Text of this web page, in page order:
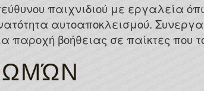
παιχνιδιού με εργαλεία
αυτοαποκλεισμού.
παροχή βοήθειας σε παίκτες που